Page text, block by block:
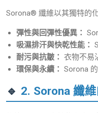
Sorona® 纖維以其獨特的
彈性與回彈性優異：
吸濕排汗與快乾性能：
耐污與抗皺：
衣物不易
環保與永續： Sorona
🔹 2. Sorona 纖